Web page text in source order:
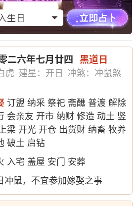
二六年七月廿四 黑道日
虎 建星：开日
冲煞：冲鼠煞
订盟 纳采 祭祀 斋醮 普渡 解除
会亲友 开市 纳财 修造 动土 竖
梁 开光 开仓 出货财 纳畜 牧养
破土 启钻
入宅 盖屋 安门 安葬
冲鼠，不宜参加嫁娶之事